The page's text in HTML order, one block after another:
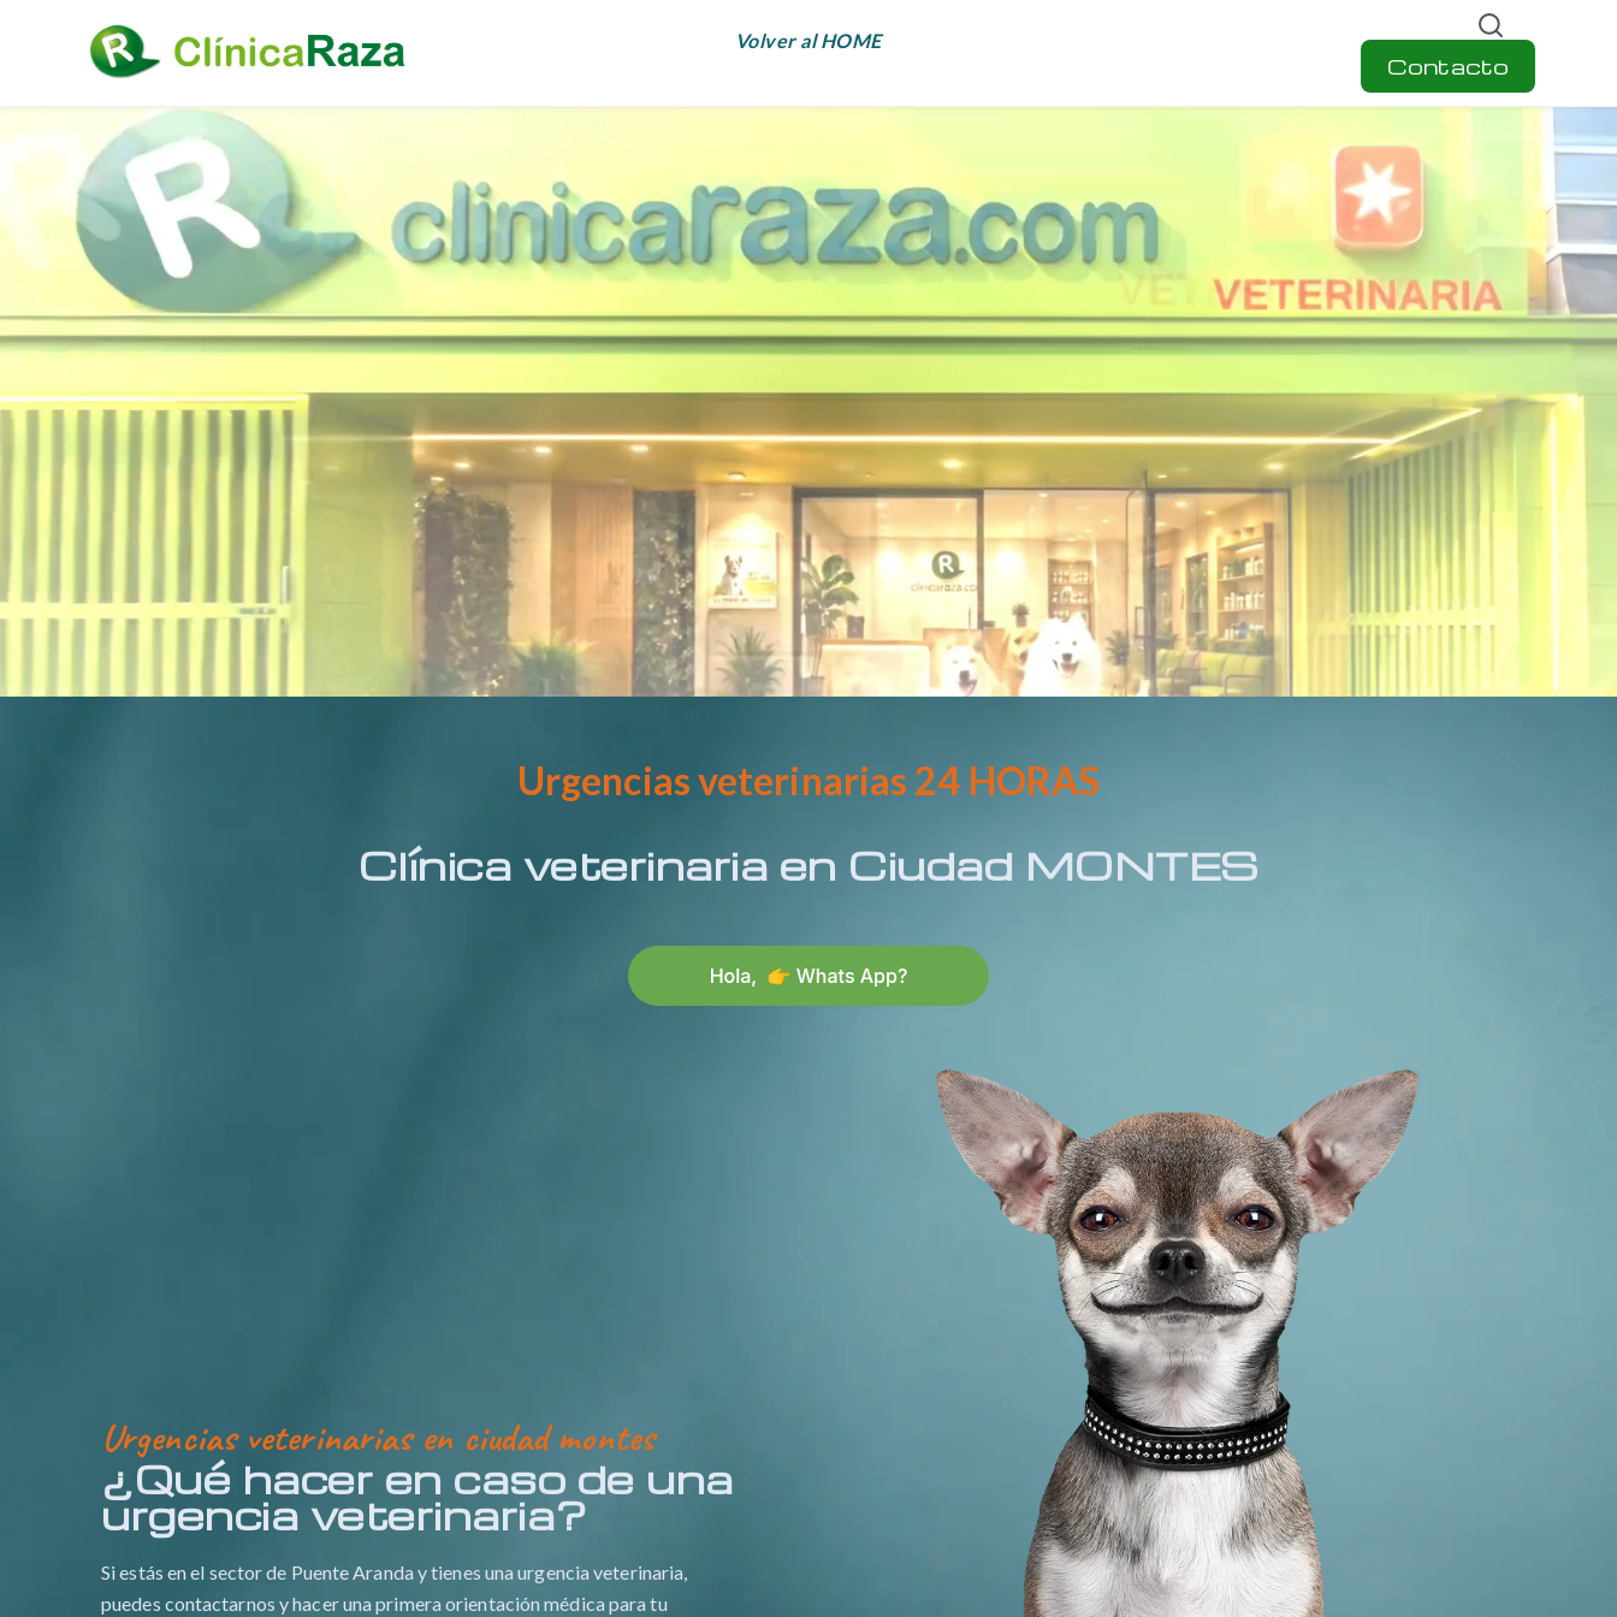
Volver al HOME
Contacto
Urgencias veterinarias 24 HORAS
Clínica veterinaria en Ciudad MONTES
Urgencias veterinarias en ciudad montes
¿Qué hacer en caso de una
urgencia veterinaria?
Si estás en el sector de Puente Aranda y tienes una urgencia veterinaria,
puedes contactarnos y hacer una primera orientación médica para tu